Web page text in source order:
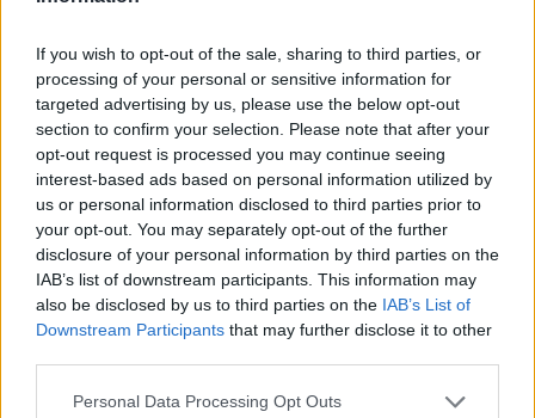
If you wish to opt-out of the sale, sharing to third parties, or
processing of your personal or sensitive information for
targeted advertising by us, please use the below opt-out
section to confirm your selection. Please note that after your
opt-out request is processed you may continue seeing
interest-based ads based on personal information utilized by
us or personal information disclosed to third parties prior to
your opt-out. You may separately opt-out of the further
disclosure of your personal information by third parties on the
IAB’s list of downstream participants. This information may
also be disclosed by us to third parties on the IAB’s List of
Downstream Participants that may further disclose it to other
Please note that this website/app uses one or more Google
Personal Data Processing Opt Outs
ΟΙΚΟΝΟΜΊΑ
ΔΕΗ: Στην τελική
ευθεία το data center
στη Δυτική
Μακεδονία– Τι
δήλωσε ο Γ. Στάσσης
6 Αυγούστου 2026, 11:32 πμ
ΡΕΠΟΡΤΆΖ
Με λαμπρότητα
τελέστηκε ο Μέγας
Πανηγυρικός
Εσπερινός στον Ι. Ν.
Μεταμορφώσεως του
Σωτήρος Χριστού
Πτολεμαΐδας (βίντεο
-ρεπορτάζ της Κούλας
Πουλασιχίδου)